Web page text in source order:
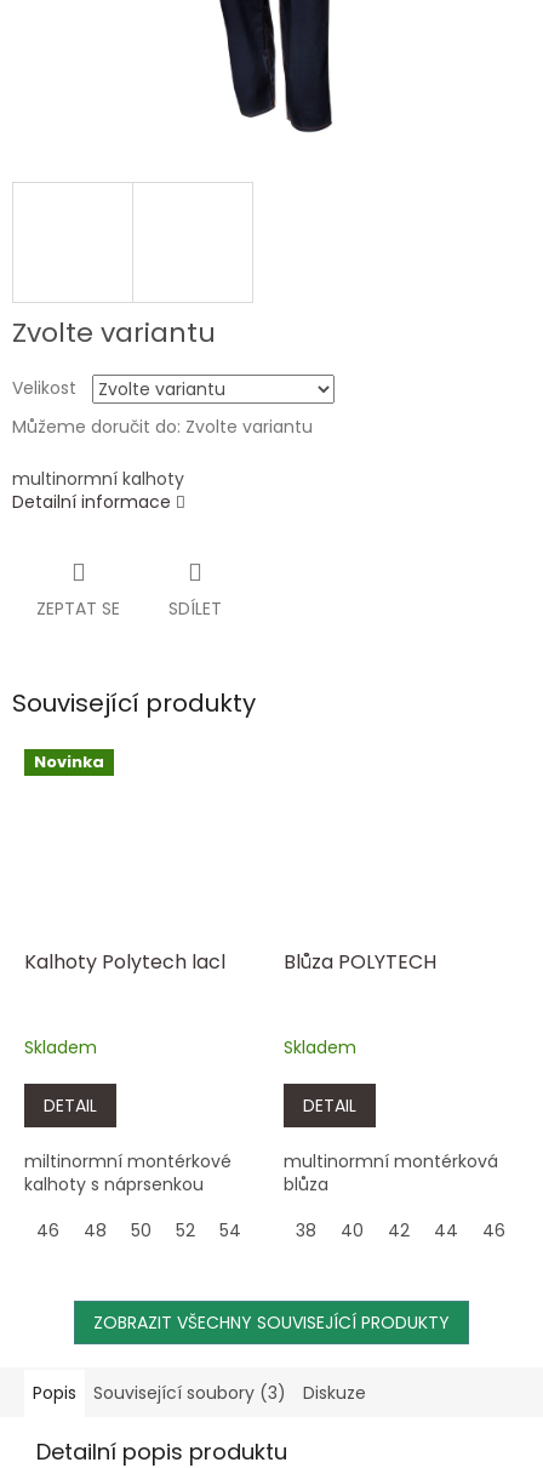
Zvolte variantu
Velikost
Můžeme doručit do: Zvolte variantu
multinormní kalhoty
Detailní informace
ZEPTAT SE SDÍLET
Související produkty
Novinka
Kalhoty Polytech lacl
Skladem
DETAIL
miltinormní montérkové
kalhoty s náprsenkou
46
48 50 52 54 58 60 62 64
Blůza POLYTECH
Skladem
DETAIL
multinormní montérková
blůza
38
40 42 44 46
ZOBRAZIT VŠECHNY SOUVISEJÍCÍ PRODUKTY
Popis Související soubory (3) Diskuze
Detailní popis produktu